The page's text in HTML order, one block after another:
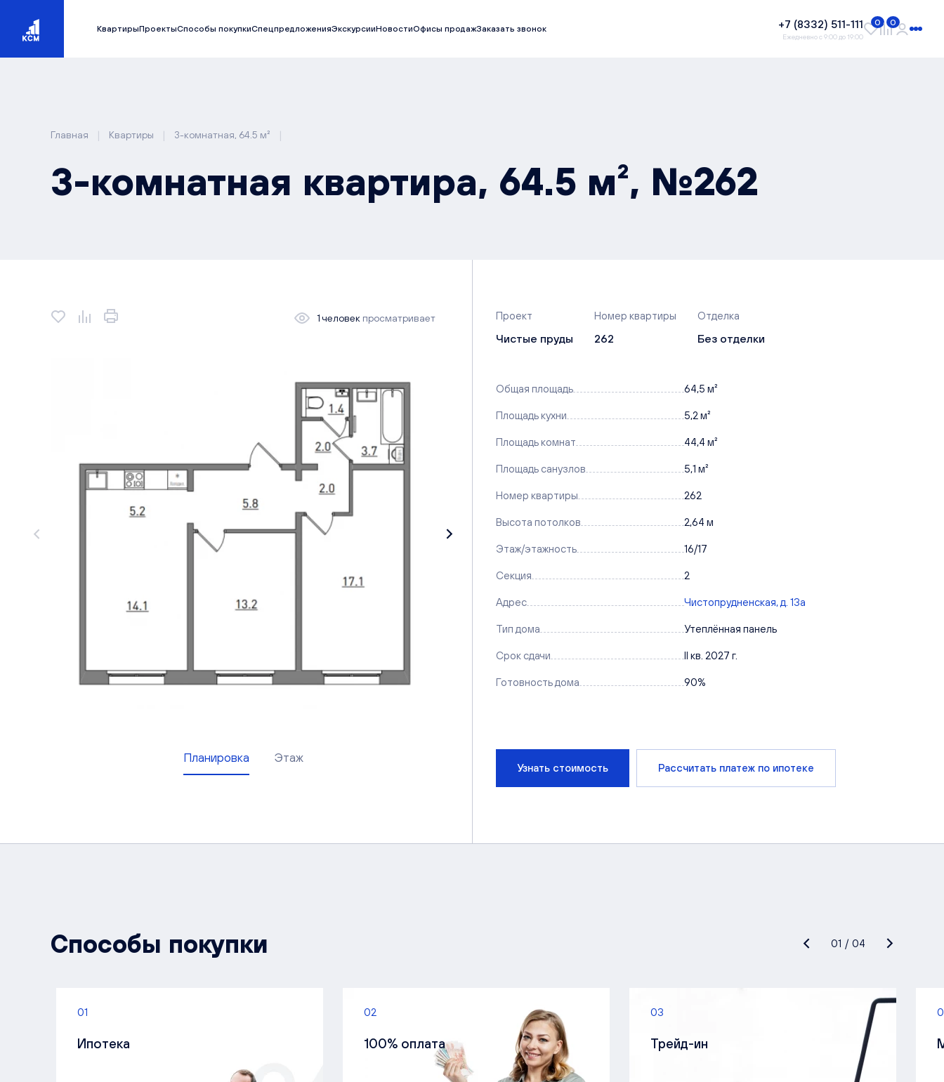
КвартирыПроектыСпособы покупкиСпецпредложенияЭкскурсииНовостиОфисы продажЗаказать звонок +7 (8332) 511-111
Ежедневно с 9:00 до 19:00
0 0
Главная | Квартиры | 3-комнатная, 64.5 м² |
3-комнатная квартира, 64.5 м², №262
1 человек просматривает
Планировка Этаж
Проект
Чистые пруды
Номер квартиры
262
Отделка
Без отделки
Общая площадь 64,5 м²
Площадь кухни 5,2 м²
Площадь комнат 44,4 м²
Площадь санузлов 5,1 м²
Номер квартиры 262
Высота потолков 2,64 м
Этаж/этажность 16/17
Секция 2
Адрес Чистопрудненская, д. 13а
Тип дома Утеплённая панель
Срок сдачи II кв. 2027 г.
Готовность дома 90%
Узнать стоимость Рассчитать платеж по ипотеке
Способы покупки 01 / 04
01
Ипотека
02
100% оплата
03
Трейд-ин